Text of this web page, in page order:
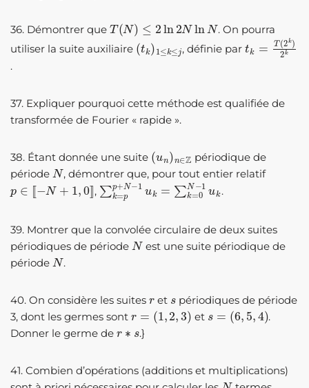
36. Démontrer que
T(N)≤ ln 2 NlnN
. On pourra
utiliser la suite auxiliaire
(t k)
, définie par
t (2k)2
.
37. Expliquer pourquoi cette méthode est qualifiée de
transformée de Fourier « rapide ».
38. Étant donnée une suite
( n
périodique de
période
N
, démontrer que, pour tout entier relatif
p [[ N+ 1 0 ]
,
∑k=pp+ N uk=∑k
.
39. Montrer que la convolée circulaire de deux suites
périodiques de période
N
est une suite périodique de
période
N
.
40. On considère les suites et
périodiques de période
3, dont les germes sont
2, 3)
et
= 6,5 4
.
Donner le germe de
.}
41. Combien d’opérations (additions et multiplications)
N